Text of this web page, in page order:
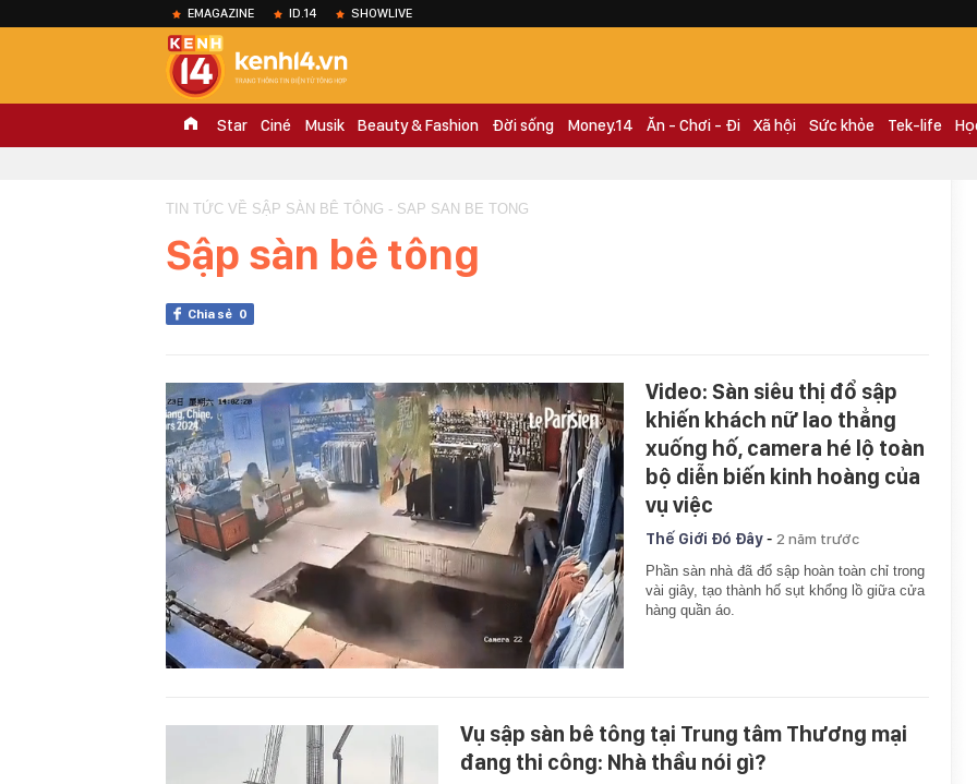
EMAGAZINE ID.14 SHOWLIVE
Star Ciné Musik Beauty & Fashion Đời sống Money.14 Ăn - Chơi - Đi Xã hội Sức khỏe Tek-life
TIN TỨC VỀ SẬP SÀN BÊ TÔNG - SAP SAN BE TONG
Sập sàn bê tông
Chia sẻ 0
Video: Sàn siêu thị đổ sập
khiến khách nữ lao thẳng
xuống hố, camera hé lộ toàn
bộ diễn biến kinh hoàng của
vụ việc
Thế Giới Đó Đây- 2 năm trước
Phần sàn nhà đã đổ sập hoàn toàn chỉ trong
vài giây, tạo thành hố sụt khổng lồ giữa cửa
hàng quần áo.
Vụ sập sàn bê tông tại Trung tâm Thương mại
đang thi công: Nhà thầu nói gì?